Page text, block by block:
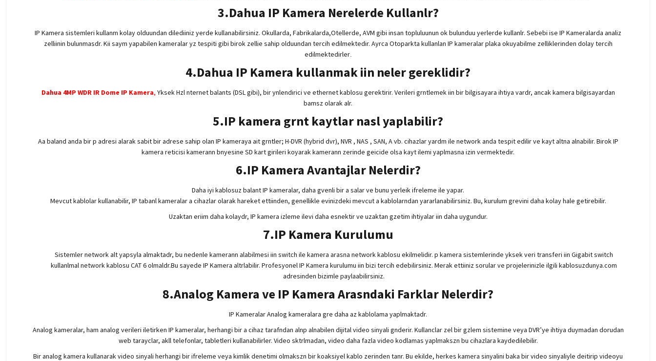
3.Dahua IP Kamera Nerelerde Kullanlr?
IP Kamera sistemleri kullanm kolay olduundan dilediiniz yerde kullanabilirsiniz. Okullarda, Fabrikalarda,Otellerde, AVM gibi insan topluluunun ok bulunduu yerlerde kullanlr. Sebebi ise IP Kameralarda analiz
zelliinin bulunmasdr. Kii saym yapabilen kameralar yz tespiti gibi birok zellie sahip olduundan tercih edilmektedir. Ayrca Otoparkta kullanlan IP kameralar plaka okuyabilme zelliklerinden dolay tercih
edilmektedirler.
4.Dahua IP Kamera kullanmak iin neler gereklidir?
Dahua 4MP WDR IR Dome IP Kamera, Yksek Hzl nternet balants (DSL gibi), bir ynlendirici ve ethernet kablosu gerektirir. Verileri grntlemek iin bir bilgisayara ihtiya vardr, ancak kamera bilgisayardan
bamsz olarak alr.
5.IP kamera grnt kaytlar nasl yaplabilir?
Aa baland anda bir p adresi alarak sabit bir adrese sahip olan IP kameraya ait grntler; H-DVR (hybrid dvr), NVR , NAS , SAN, A vb. cihazlar yardm ile network anda tespit edilir ve kayt altna alnabilir. Birok IP
kamera reticisi kamerann bnyesine SD kart girileri koyarak kamerann zerinde geicide olsa kayt ilemi yaplmasna izin vermektedir.
6.IP Kamera Avantajlar Nelerdir?
Daha iyi kablosuz balant IP kameralar, daha gvenli bir a salar ve bunu yerleik ifreleme ile yapar.
Mevcut kablolar kullanabilir, IP tabanl kameralar a cihazlar olarak hareket ettiinden, genellikle evinizdeki mevcut a kablolarndan yararlanabilirsiniz. Bu, kurulum grevini daha kolay hale getirebilir.
Uzaktan eriim daha kolaydr, IP kamera izleme ilevi daha esnektir ve uzaktan gzetim ihtiyalar iin daha uygundur.
7.IP Kamera Kurulumu
Sistemler network alt yapsyla almaktadr, bu nedenle kamerann alabilmesi iin switch ile kamera arasna network kablosu ekilmelidir. p kamera sistemlerinde yksek veri transferi iin Gigabit switch
kullanlmal network kablosu CAT 6 olmaldr.Bu sayede IP Kamera altrlabilir. Profesyonel IP Kamera kurulumu iin bizi tercih edebilirsiniz. Merak ettiiniz sorular ve projelerinizle ilgili kablosuzdunya.com
adresinden bizimle paylaabilirsiniz.
8.Analog Kamera ve IP Kamera Arasndaki Farklar Nelerdir?
IP Kameralar Analog kameralara gre daha az kablolama yaplmaktadr.
Analog kameralar, ham analog verileri iletirken IP kameralar, herhangi bir a cihaz tarafndan alnp alnabilen dijital video sinyali gnderir. Kullanclar zel bir gzlem sistemine veya DVR’ye ihtiya duymadan dorudan
web tarayclar, akll telefonlar, tabletleri kullanabilirler. Video sktrlmadan, video daha fazla video kodlamas yaplmakszn bu cihazlara kaydedilebilir.
Bir analog kamera kullanarak video sinyali herhangi bir ifreleme veya kimlik denetimi olmakszn bir koaksiyel kablo zerinden tanr. Bu ekilde, herkes kamera sinyalini baka bir video sinyaliyle deitirip videoyu